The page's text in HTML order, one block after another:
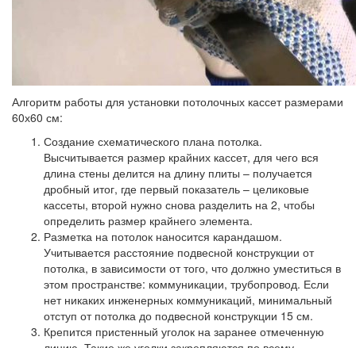
Алгоритм работы для установки потолочных кассет размерами
60х60 см:
Создание схематического плана потолка.
Высчитывается размер крайних кассет, для чего вся
длина стены делится на длину плиты – получается
дробный итог, где первый показатель – целиковые
кассеты, второй нужно снова разделить на 2, чтобы
определить размер крайнего элемента.
Разметка на потолок наносится карандашом.
Учитывается расстояние подвесной конструкции от
потолка, в зависимости от того, что должно уместиться в
этом пространстве: коммуникации, трубопровод. Если
нет никаких инженерных коммуникаций, минимальный
отступ от потолка до подвесной конструкции 15 см.
Крепится пристенный уголок на заранее отмеченную